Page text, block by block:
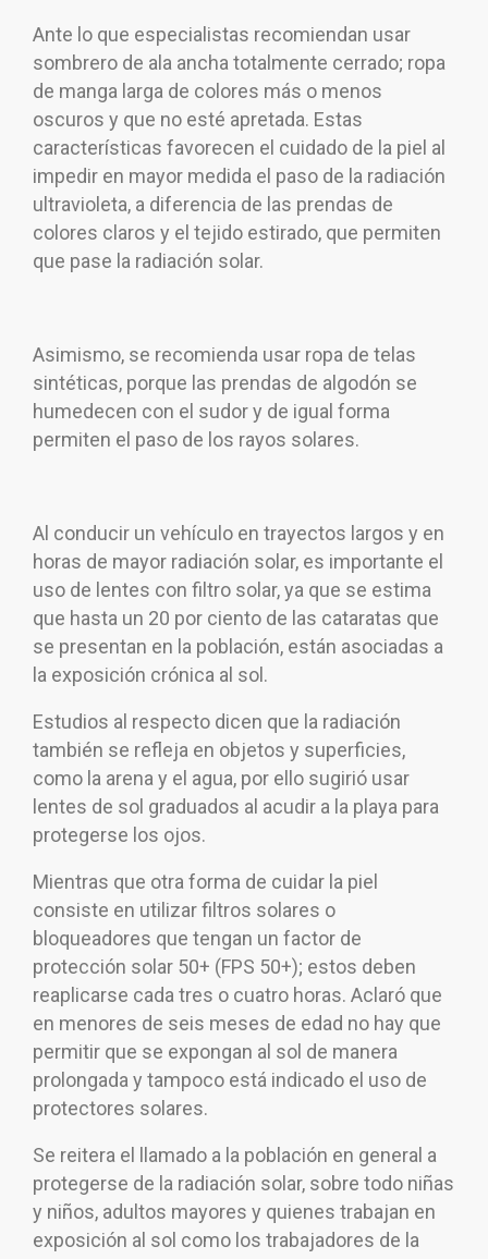
Ante lo que especialistas recomiendan usar
sombrero de ala ancha totalmente cerrado; ropa
de manga larga de colores más o menos
oscuros y que no esté apretada. Estas
características favorecen el cuidado de la piel al
impedir en mayor medida el paso de la radiación
ultravioleta, a diferencia de las prendas de
colores claros y el tejido estirado, que permiten
que pase la radiación solar.
Asimismo, se recomienda usar ropa de telas
sintéticas, porque las prendas de algodón se
humedecen con el sudor y de igual forma
permiten el paso de los rayos solares.
Al conducir un vehículo en trayectos largos y en
horas de mayor radiación solar, es importante el
uso de lentes con filtro solar, ya que se estima
que hasta un 20 por ciento de las cataratas que
se presentan en la población, están asociadas a
la exposición crónica al sol.
Estudios al respecto dicen que la radiación
también se refleja en objetos y superficies,
como la arena y el agua, por ello sugirió usar
lentes de sol graduados al acudir a la playa para
protegerse los ojos.
Mientras que otra forma de cuidar la piel
consiste en utilizar filtros solares o
bloqueadores que tengan un factor de
protección solar 50+ (FPS 50+); estos deben
reaplicarse cada tres o cuatro horas. Aclaró que
en menores de seis meses de edad no hay que
permitir que se expongan al sol de manera
prolongada y tampoco está indicado el uso de
protectores solares.
Se reitera el llamado a la población en general a
protegerse de la radiación solar, sobre todo niñas
y niños, adultos mayores y quienes trabajan en
exposición al sol como los trabajadores de la